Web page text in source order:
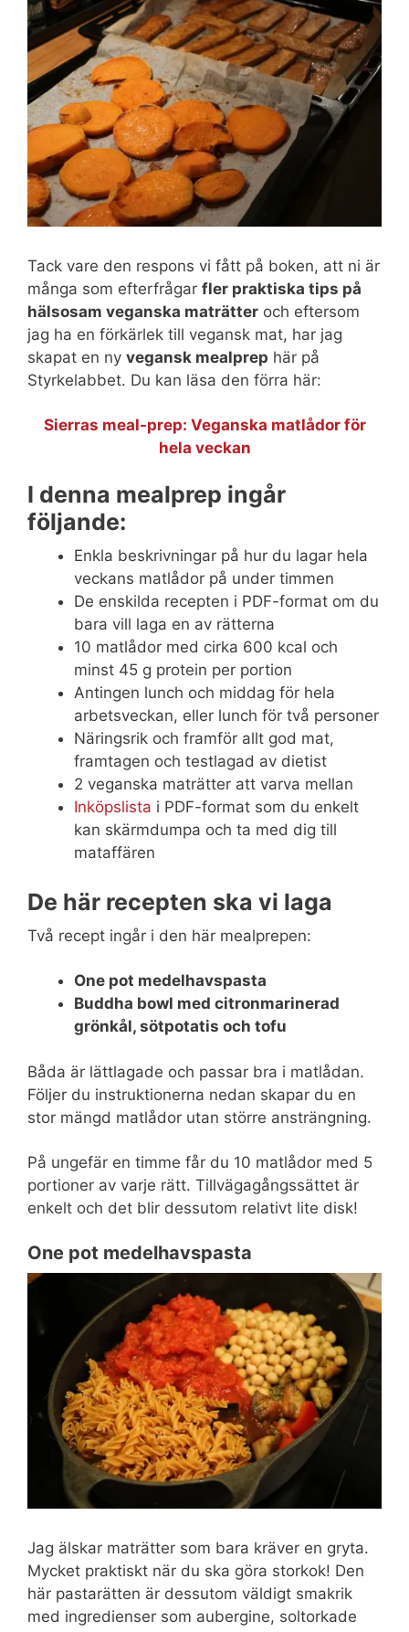
Tack vare den respons vi fått på boken, att ni är
många som efterfrågar fler praktiska tips på
hälsosam veganska maträtter och eftersom
jag ha en förkärlek till vegansk mat, har jag
skapat en ny vegansk mealprep här på
Styrkelabbet. Du kan läsa den förra här:
Sierras meal-prep: Veganska matlådor för
hela veckan
I denna mealprep ingår
följande:
Enkla beskrivningar på hur du lagar hela
veckans matlådor på under timmen
De enskilda recepten i PDF-format om du
bara vill laga en av rätterna
10 matlådor med cirka 600 kcal och
minst 45 g protein per portion
Antingen lunch och middag för hela
arbetsveckan, eller lunch för två personer
Näringsrik och framför allt god mat,
framtagen och testlagad av dietist
2 veganska maträtter att varva mellan
Inköpslista i PDF-format som du enkelt
kan skärmdumpa och ta med dig till
mataffären
De här recepten ska vi laga
Två recept ingår i den här mealprepen:
One pot medelhavspasta
Buddha bowl med citronmarinerad
grönkål, sötpotatis och tofu
Båda är lättlagade och passar bra i matlådan.
Följer du instruktionerna nedan skapar du en
stor mängd matlådor utan större ansträngning.
På ungefär en timme får du 10 matlådor med 5
portioner av varje rätt. Tillvägagångssättet är
enkelt och det blir dessutom relativt lite disk!
One pot medelhavspasta
Jag älskar maträtter som bara kräver en gryta.
Mycket praktiskt när du ska göra storkok! Den
här pastarätten är dessutom väldigt smakrik
med ingredienser som aubergine, soltorkade